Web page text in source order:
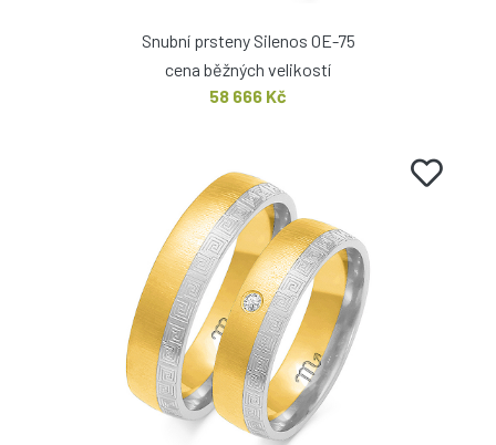
Snubní prsteny Silenos OE-75
cena běžných velikostí
58 666 Kč